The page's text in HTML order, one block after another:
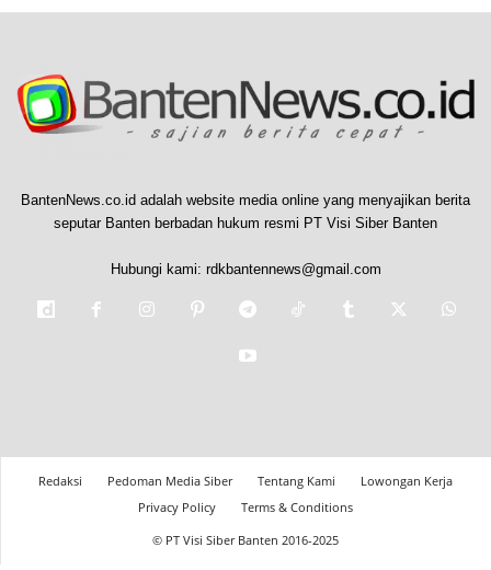
BantenNews.co.id adalah website media online yang menyajikan berita
seputar Banten berbadan hukum resmi PT Visi Siber Banten
Hubungi kami: rdkbantennews@gmail.com
Redaksi Pedoman Media Siber Tentang Kami
Lowongan Kerja
Privacy Policy
Terms & Conditions
© PT Visi Siber Banten 2016-2025